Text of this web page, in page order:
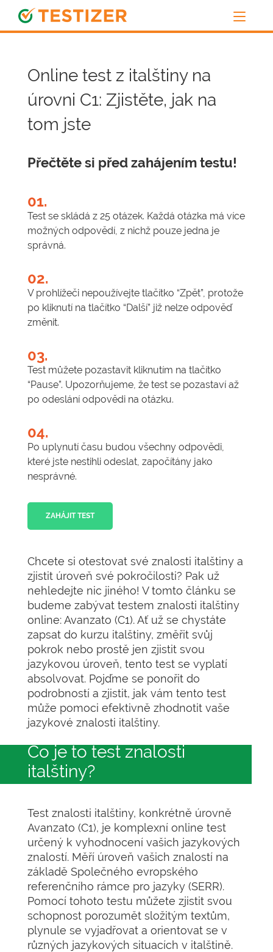
Online test z italštiny na
úrovni C1: Zjistěte, jak na
tom jste
Přečtěte si před zahájením testu!
01.
Test se skládá z 25 otázek. Každá otázka má více
možných odpovědí, z nichž pouze jedna je
správná.
02.
V prohlížeči nepoužívejte tlačítko “Zpět”, protože
po kliknutí na tlačítko “Další” již nelze odpověď
změnit.
03.
Test můžete pozastavit kliknutím na tlačítko
“Pause”. Upozorňujeme, že test se pozastaví až
po odeslání odpovědi na otázku.
04.
Po uplynutí času budou všechny odpovědi,
které jste nestihli odeslat, započítány jako
nesprávné.
ZAHÁJIT TEST
Chcete si otestovat své znalosti italštiny a
zjistit úroveň své pokročilosti? Pak už
nehledejte nic jiného! V tomto článku se
budeme zabývat testem znalosti italštiny
online: Avanzato (C1). Ať už se chystáte
zapsat do kurzu italštiny, změřit svůj
pokrok nebo prostě jen zjistit svou
jazykovou úroveň, tento test se vyplatí
absolvovat. Pojďme se ponořit do
podrobností a zjistit, jak vám tento test
může pomoci efektivně zhodnotit vaše
jazykové znalosti italštiny.
Co je to test znalosti
italštiny?
Test znalosti italštiny, konkrétně úrovně
Avanzato (C1), je komplexní online test
určený k vyhodnocení vašich jazykových
znalostí. Měří úroveň vašich znalostí na
základě Společného evropského
referenčního rámce pro jazyky (SERR).
Pomocí tohoto testu můžete zjistit svou
schopnost porozumět složitým textům,
plynule se vyjadřovat a orientovat se v
různých jazykových situacích v italštině.